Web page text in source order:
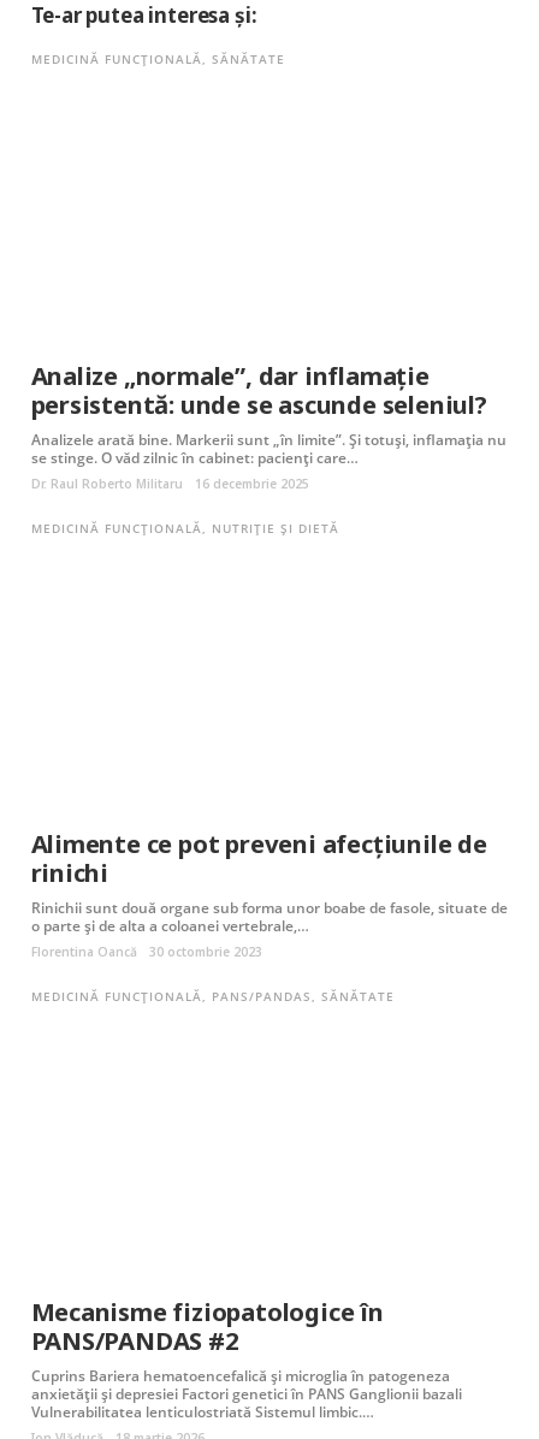
Te-ar putea interesa și:
MEDICINĂ FUNCȚIONALĂ, SĂNĂTATE
Analize „normale”, dar inflamație
persistentă: unde se ascunde seleniul?
Analizele arată bine. Markerii sunt „în limite”. Și totuși, inflamația nu
se stinge. O văd zilnic în cabinet: pacienți care…
Dr. Raul Roberto Militaru 16 decembrie 2025
MEDICINĂ FUNCȚIONALĂ NUTRIȚIE ȘI DIETĂ
Alimente ce pot preveni afecțiunile de
rinichi
Rinichii sunt două organe sub forma unor boabe de fasole, situate de
o parte și de alta a coloanei vertebrale,…
Florentina Oancă 30 octombrie 2023
MEDICINĂ FUNCȚIONALĂ, PANS/PANDAS,SĂNĂTATE
Mecanisme fiziopatologice în
PANS/PANDAS #2
Cuprins Bariera hematoencefalică și microglia în patogeneza
anxietății și depresiei Factori genetici în PANS Ganglionii bazali
Vulnerabilitatea lenticulostriată Sistemul limbic.…